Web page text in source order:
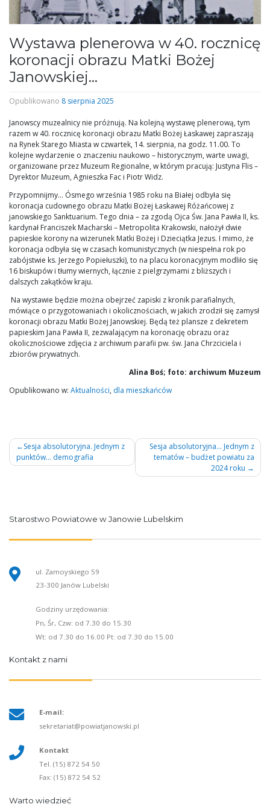
Wystawa plenerowa w 40. rocznicę
koronacji obrazu Matki Bożej
Janowskiej…
Opublikowano 8 sierpnia 2025
Janowscy muzealnicy nie próżnują. Na kolejną wystawę plenerową, tym
razem w 40. rocznicę koronacji obrazu Matki Bożej Łaskawej zapraszają
na Rynek Starego Miasta w czwartek, 14. sierpnia, na godz. 11.00. To
kolejne wydarzenie o znaczeniu naukowo – historycznym, warte uwagi,
organizowane przez Muzeum Regionalne, w którym pracują: Justyna Flis –
Dyrektor Muzeum, Agnieszka Fac i Piotr Widz.
Przypomnijmy… Ósmego września 1985 roku na Białej odbyła się
koronacja cudownego obrazu Matki Bożej Łaskawej Różańcowej z
janowskiego Sanktuarium. Tego dnia – za zgodą Ojca Św. Jana Pawła II, ks.
kardynał Franciszek Macharski – Metropolita Krakowski, nałożył dwie
papieskie korony na wizerunek Matki Bożej i Dzieciątka Jezus. I mimo, że
koronacja odbyła się w czasach komunistycznych (w niespełna rok po
zabójstwie ks. Jerzego Popiełuszki), to na placu koronacyjnym modliło się
16 biskupów i tłumy wiernych, łącznie z pielgrzymami z bliższych i
dalszych zakątków kraju.
Na wystawie będzie można obejrzeć zapiski z kronik parafialnych,
mówiące o przygotowaniach i okolicznościach, w jakich zrodził się zamysł
koronacji obrazu Matki Bożej Janowskiej. Będą też plansze z dekretem
papieskim Jana Pawła II, zezwalającym na koronację obrazu oraz
okolicznościowe zdjęcia z archiwum parafii pw. św. Jana Chrzciciela i
zbiorów prywatnych.
Alina Boś; foto: archiwum Muzeum
Opublikowano w: Aktualności, dla mieszkańców
Nawigacja
wpisu
Sesja absolutoryjna. Jednym z
punktów… demografia
Sesja absolutoryjna… Jednym z
tematów – budżet powiatu za
2024 roku
Starostwo Powiatowe w Janowie Lubelskim
ul. Zamoyskiego 59
23-300 Janów Lubelski
Godziny urzędowania:
Pn, Śr, Czw: od 7.30 do 15.30
Wt: od 7.30 do 16.00 Pt: od 7.30 do 15.00
Kontakt z nami
E-mail:
sekretariat@powiatjanowski.pl
Kontakt
Tel. (15) 872 54 50
Fax: (15) 872 54 52
Warto wiedzieć